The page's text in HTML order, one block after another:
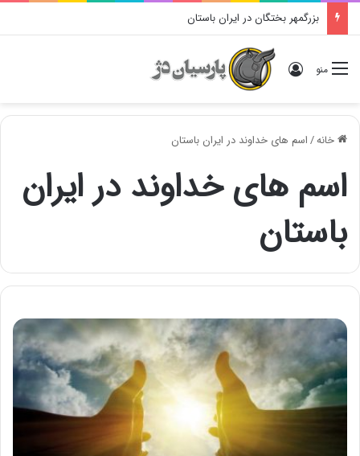
بزرگمهر بختگان در ایران باستان
منو ورود
خانه/اسم های خداوند در ایران باستان
اسم های خداوند در ایران
باستان